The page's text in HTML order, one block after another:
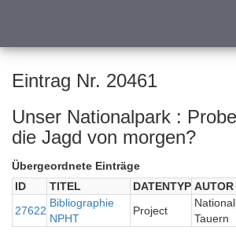
Eintrag Nr. 20461
Unser Nationalpark :
die Jagd von morgen?
Übergeordnete Einträge
ID
TITEL DATENTYP AUTOR
27622
Bibliographie
NPHT
Project
Tauern